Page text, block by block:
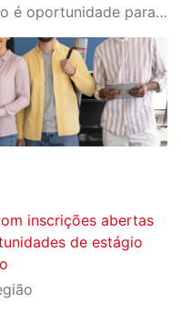
A campanha Convide um Amigo é oportunidade para reunir amigos para aproveitar juntos toda estrutura da unidade SESI-SP mais próxima. Os benefícios para clientes e convidados estão no regulamento.
inscrições abertas
de estágio